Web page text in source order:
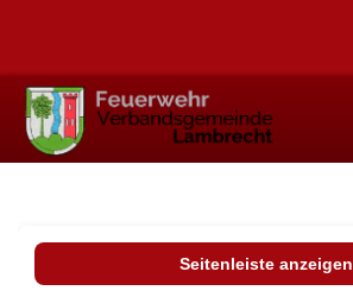
Seitenleiste anzeigen